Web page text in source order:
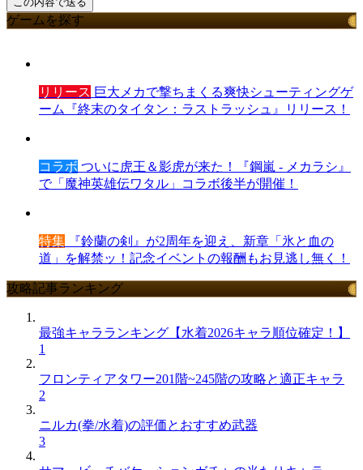
ゲームを探す
リリース 巨大メカで撃ちまくる爽快シューティングゲ
ーム『終末のタイタン：ラストラッシュ』リリース！
コラボ ついに虎王＆影虎が来た！『鋼嵐 - メカラシ』
で「魔神英雄伝ワタル」コラボ後半が開催！
特集 『鈴蘭の剣』が2周年を迎え、新章「氷と血の
道」を解禁ッ！記念イベントの報酬もお見逃し無く！
攻略記事ランキング
最強キャラランキング【水着2026キャラ順位確定！】
1
フロンティアタワー201階~245階の攻略と適正キャラ
2
ニルカ(拳/水着)の評価とおすすめ武器
3